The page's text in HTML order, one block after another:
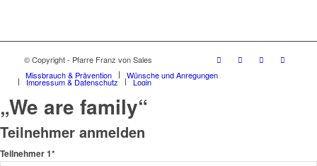
© Copyright - Pfarre Franz von Sales
Missbrauch & Prävention
Wünsche und Anregungen
Impressum & Datenschutz Login
„We are family“
Teilnehmer anmelden
Teilnehmer 1*